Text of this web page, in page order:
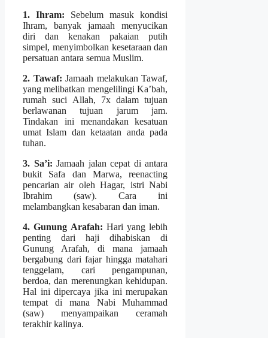
1. Ihram: Sebelum masuk kondisi
Ihram, banyak jamaah menyucikan
diri dan kenakan pakaian putih
simpel, menyimbolkan kesetaraan dan
persatuan antara semua Muslim.
2. Tawaf: Jamaah melakukan Tawaf,
yang melibatkan mengelilingi Ka’bah,
rumah suci Allah, 7x dalam tujuan
berlawanan tujuan jarum jam.
Tindakan ini menandakan kesatuan
umat Islam dan ketaatan anda pada
tuhan.
3. Sa’i: Jamaah jalan cepat di antara
bukit Safa dan Marwa, reenacting
pencarian air oleh Hagar, istri Nabi
Ibrahim (saw). Cara ini
melambangkan kesabaran dan iman.
4. Gunung Arafah: Hari yang lebih
penting dari haji dihabiskan di
Gunung Arafah, di mana jamaah
bergabung dari fajar hingga matahari
tenggelam, cari pengampunan,
berdoa, dan merenungkan kehidupan.
Hal ini dipercaya jika ini merupakan
tempat di mana Nabi Muhammad
(saw) menyampaikan ceramah
terakhir kalinya.